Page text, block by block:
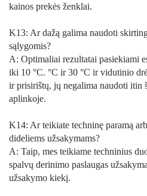
kainos prekės ženklai.
K13: Ar dažą galima naudoti
sąlygomis?
A: Optimaliai rezultatai pasiekiami
iki 10 °C. °C ir 30 °C ir vidutinio
ir prisirištų, jų negalima naudoti itin
aplinkoje.
K14: Ar teikiate techninę paramą
dideliems užsakymams?
A: Taip, mes teikiame techninius
spalvų derinimo paslaugas
užsakymo kiekį.